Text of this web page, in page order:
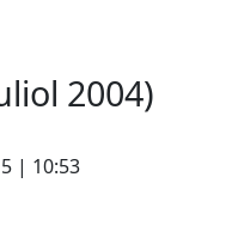
2004)
| 10:53